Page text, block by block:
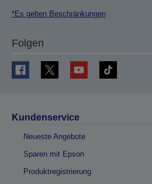
*Es gelten Beschränkungen
Folgen
Kundenservice
Neueste Angebote
Sparen mit Epson
Produktregistrierung